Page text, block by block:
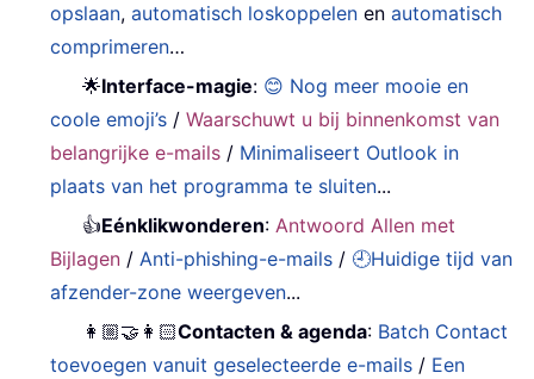
opslaan,automatisch loskoppelen enautomatisch
comprimeren…
🌟Interface-magie: 😊 Nog meer mooie en
coole emoji’s /Waarschuwt u bij binnenkomst van
belangrijke e-mails / Minimaliseert Outlook in
plaats van het programma te sluiten...
👍Eénklikwonderen:Antwoord Allen met
Bijlagen /Anti-phishing-e-mails / 🕘Huidige tijd van
afzender-zone weergeven...
👩🏼‍🤝‍👩🏻Contacten & agenda: Batch Contact
toevoegen vanuit geselecteerde e-mails / Een